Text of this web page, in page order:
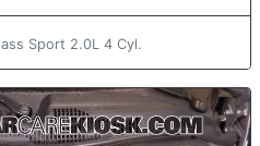
Sport 2.0L 4 Cyl.